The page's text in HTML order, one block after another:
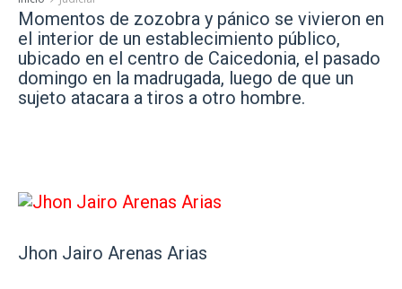
Momentos de zozobra y pánico se vivieron en
el interior de un establecimiento público,
ubicado en el centro de Caicedonia, el pasado
domingo en la madrugada, luego de que un
sujeto atacara a tiros a otro hombre.
Jhon Jairo Arenas Arias